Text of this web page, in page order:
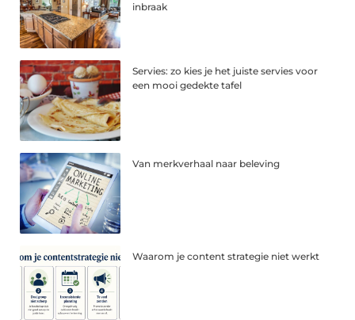
inbraak
Servies: zo kies je het juiste servies voor
een mooi gedekte tafel
Van merkverhaal naar beleving
Waarom je content strategie niet werkt